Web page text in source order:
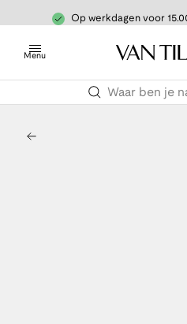
Op werkdagen voor
Menu